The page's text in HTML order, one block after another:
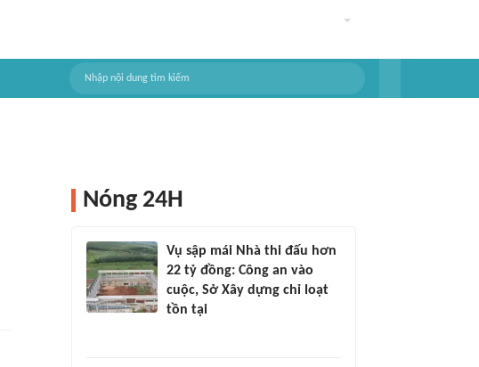
Nóng 24H
Vụ sập mái Nhà thi đấu hơn
22 tỷ đồng: Công an vào
cuộc, Sở Xây dựng chỉ loạt
tồn tại